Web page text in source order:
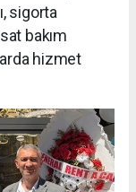
sigorta
bakım
hizmet